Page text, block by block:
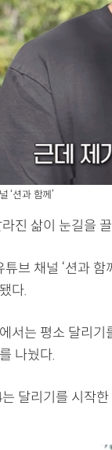
‘션과 함께’
진 삶이 눈길을
브 채널 ‘션과 함
다.
서는 평소 달리
나눴다.
달리기를 시작